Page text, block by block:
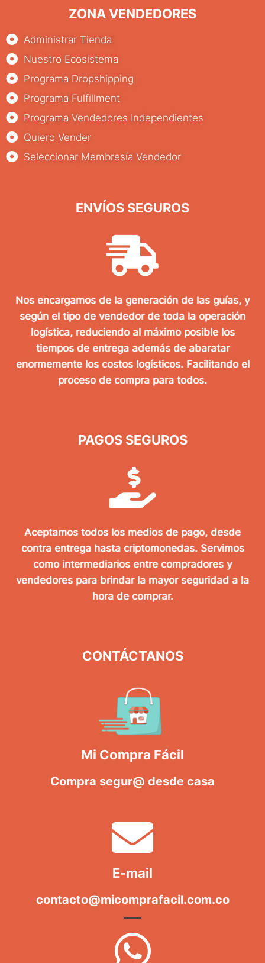
ZONA VENDEDORES
Administrar Tienda
Nuestro Ecosistema
Programa Dropshipping
Programa Fulfillment
Programa Vendedores Independientes
Quiero Vender
Seleccionar Membresía Vendedor
ENVÍOS SEGUROS
Nos encargamos de la generación de las guías, y
según el tipo de vendedor de toda la operación
logística, reduciendo al máximo posible los
tiempos de entrega además de abaratar
enormemente los costos logísticos. Facilitando el
proceso de compra para todos.
PAGOS SEGUROS
Aceptamos todos los medios de pago, desde
contra entrega hasta criptomonedas. Servimos
como intermediarios entre compradores y
vendedores para brindar la mayor seguridad a la
hora de comprar.
CONTÁCTANOS
Mi Compra Fácil
Compra segur@ desde casa
E-mail
contacto@micomprafacil.com.co